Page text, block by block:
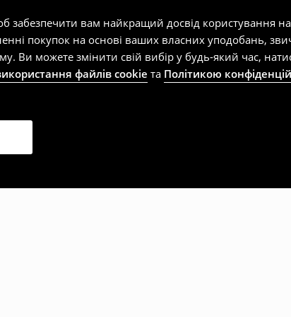
забезпечити вам найкращий досвід користування
покупок на основі ваших власних уподобань,
Ви можете змінити свій вибір у будь-який час,
файлів cookie та Політикою